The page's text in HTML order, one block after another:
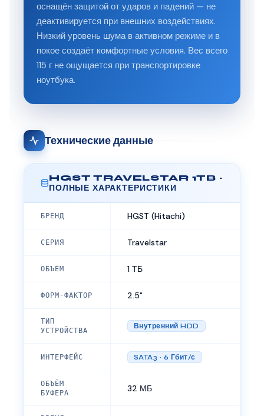
оснащён защитой от ударов и падений — не
деактивируется при внешних воздействиях.
Низкий уровень шума в активном режиме и в
покое создаёт комфортные условия. Вес всего
115 г не ощущается при транспортировке
ноутбука.
Технические данные
HGST TRAVELSTAR 1TB ·
ПОЛНЫЕ ХАРАКТЕРИСТИКИ
БРЕНД HGST (Hitachi)
СЕРИЯ Travelstar
ОБЪЁМ 1 ТБ
ФОРМ-ФАКТОР 2.5"
ТИП
УСТРОЙСТВА
Внутренний HDD
ИНТЕРФЕЙС SATA3 · 6 Гбит/с
ОБЪЁМ
БУФЕРА
32 МБ